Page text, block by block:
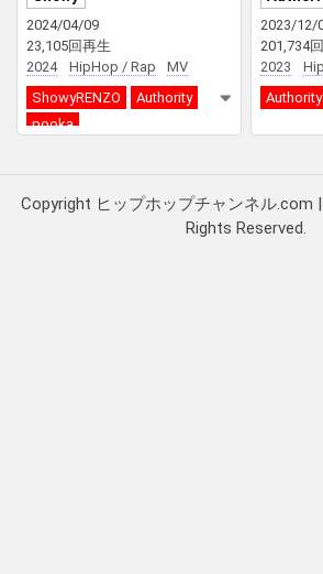
2024/04/09
23,105回再生
2024
HipHop / Rap
MV
ShowyRENZO
Authority
pooka
2023/12/
201,734
2023
Authority
Copyright ヒップホップチャンネル.com
Rights Reserved.